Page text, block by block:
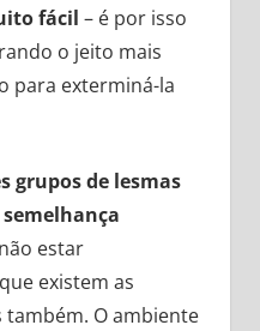
fácil – é por isso
o jeito mais
para exterminá-la
grupos de lesmas
estar
existem as
O ambiente